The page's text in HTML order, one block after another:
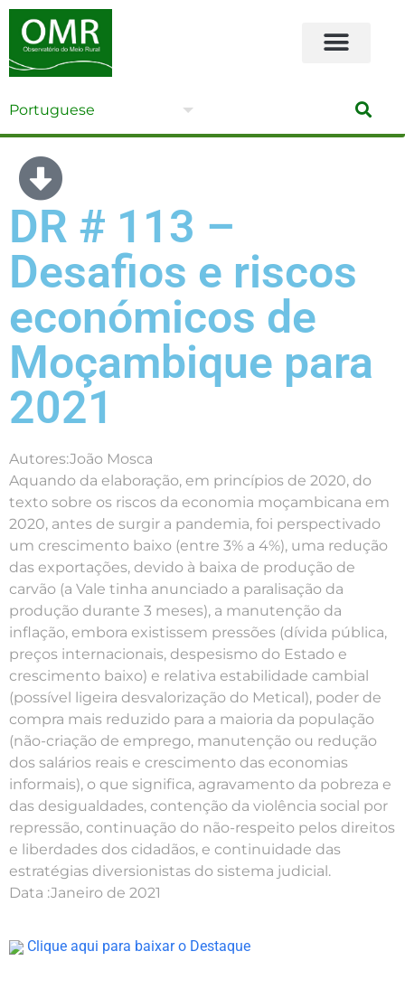
DR # 113 –
Desafios e riscos
económicos de
Moçambique para
2021
Autores:João Mosca
Aquando da elaboração, em princípios de 2020, do
texto sobre os riscos da economia moçambicana em
2020, antes de surgir a pandemia, foi perspectivado
um crescimento baixo (entre 3% a 4%), uma redução
das exportações, devido à baixa de produção de
carvão (a Vale tinha anunciado a paralisação da
produção durante 3 meses), a manutenção da
inflação, embora existissem pressões (dívida pública,
preços internacionais, despesismo do Estado e
crescimento baixo) e relativa estabilidade cambial
(possível ligeira desvalorização do Metical), poder de
compra mais reduzido para a maioria da população
(não-criação de emprego, manutenção ou redução
dos salários reais e crescimento das economias
informais), o que significa, agravamento da pobreza e
das desigualdades, contenção da violência social por
repressão, continuação do não-respeito pelos direitos
e liberdades dos cidadãos, e continuidade das
estratégias diversionistas do sistema judicial.
Data :Janeiro de 2021
Clique aqui para baixar o Destaque